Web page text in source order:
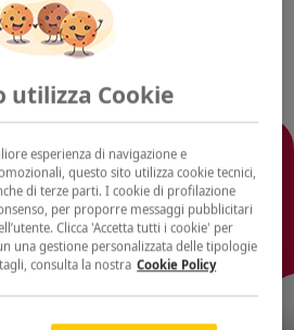
interessare
utilizza Cookie
esperienza di navigazione e
questo sito utilizza cookie tecnici,
di terze parti. I cookie di profilazione
per proporre messaggi pubblicitari
Clicca 'Accetta tutti i cookie' per
una gestione personalizzata delle tipologie
consulta la nostra Cookie Policy